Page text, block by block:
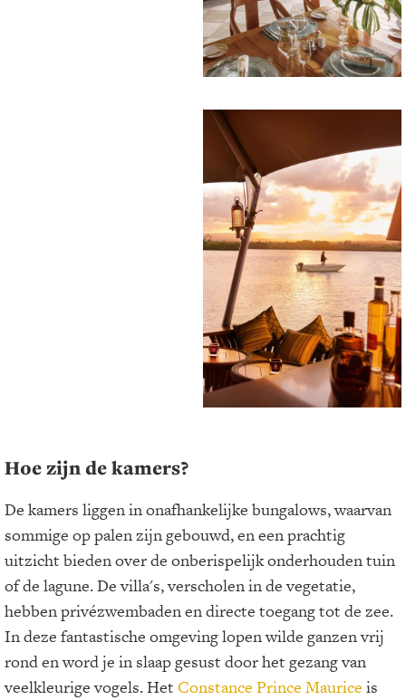
Hoe zijn de kamers?
De kamers liggen in onafhankelijke bungalows, waarvan
sommige op palen zijn gebouwd, en een prachtig
uitzicht bieden over de onberispelijk onderhouden tuin
of de lagune. De villa's, verscholen in de vegetatie,
hebben privézwembaden en directe toegang tot de zee.
In deze fantastische omgeving lopen wilde ganzen vrij
rond en word je in slaap gesust door het gezang van
veelkleurige vogels. Het Constance Prince Maurice is